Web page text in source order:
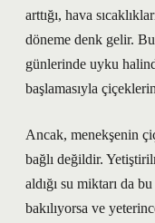
arttığı, hava
döneme denk gelir.
günlerinde uyku
başlamasıyla
Ancak, menekşenin
bağlı değildir.
aldığı su miktarı da
bakılıyorsa ve